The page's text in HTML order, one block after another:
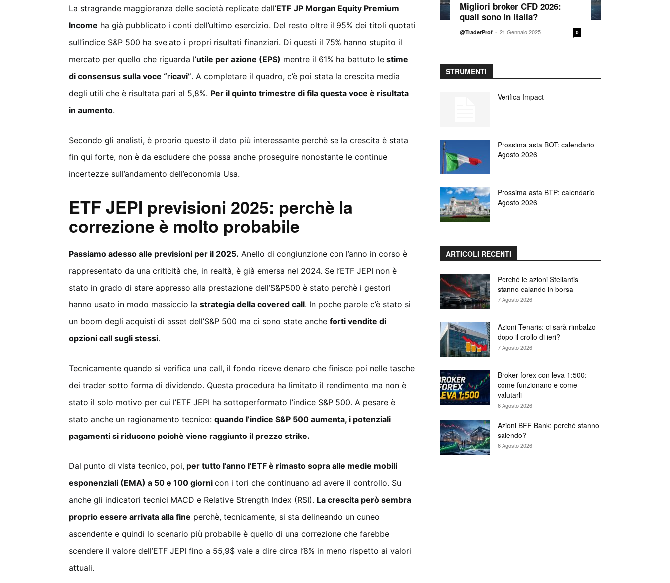
La stragrande maggioranza delle società replicate dall’ETF JP Morgan Equity Premium
Income ha già pubblicato i conti dell’ultimo esercizio. Del resto oltre il 95% dei titoli quotati
sull’indice S&P 500 ha svelato i propri risultati finanziari. Di questi il 75% hanno stupito il
mercato per quello che riguarda l’utile per azione (EPS) mentre il 61% ha battuto le stime
di consensus sulla voce “ricavi”. A completare il quadro, c’è poi stata la crescita media
degli utili che è risultata pari al 5,8%. Per il quinto trimestre di fila questa voce è risultata
in aumento.
Secondo gli analisti, è proprio questo il dato più interessante perchè se la crescita è stata
fin qui forte, non è da escludere che possa anche proseguire nonostante le continue
incertezze sull’andamento dell’economia Usa.
ETF JEPI previsioni 2025: perchè la
correzione è molto probabile
Passiamo adesso alle previsioni per il 2025. Anello di congiunzione con l’anno in corso è
rappresentato da una criticità che, in realtà, è già emersa nel 2024. Se l’ETF JEPI non è
stato in grado di stare appresso alla prestazione dell’S&P500 è stato perchè i gestori
hanno usato in modo massiccio la strategia della covered call. In poche parole c’è stato si
un boom degli acquisti di asset dell’S&P 500 ma ci sono state anche forti vendite di
opzioni call sugli stessi.
Tecnicamente quando si verifica una call, il fondo riceve denaro che finisce poi nelle tasche
dei trader sotto forma di dividendo. Questa procedura ha limitato il rendimento ma non è
stato il solo motivo per cui l’ETF JEPI ha sottoperformato l’indice S&P 500. A pesare è
stato anche un ragionamento tecnico: quando l’indice S&P 500 aumenta, i potenziali
pagamenti si riducono poichè viene raggiunto il prezzo strike.
Dal punto di vista tecnico, poi, per tutto l’anno l’ETF è rimasto sopra alle medie mobili
esponenziali (EMA) a 50 e 100 giorni con i tori che continuano ad avere il controllo. Su
anche gli indicatori tecnici MACD e Relative Strength Index (RSI). La crescita però sembra
proprio essere arrivata alla fine perchè, tecnicamente, si sta delineando un cuneo
ascendente e quindi lo scenario più probabile è quello di una correzione che farebbe
scendere il valore dell’ETF JEPI fino a 55,9$ vale a dire circa l’8% in meno rispetto ai valori
attuali.
Migliori broker CFD 2026:
quali sono in Italia?
@TraderProf - 21 Gennaio 2025 0
STRUMENTI
Verifica Impact
Prossima asta BOT: calendario
Agosto 2026
Prossima asta BTP: calendario
Agosto 2026
ARTICOLI RECENTI
Perché le azioni Stellantis
stanno calando in borsa
7 Agosto 2026
Azioni Tenaris: ci sarà rimbalzo
dopo il crollo di ieri?
7 Agosto 2026
Broker forex con leva 1:500:
come funzionano e come
valutarli
6 Agosto 2026
Azioni BFF Bank: perché stanno
salendo?
6 Agosto 2026